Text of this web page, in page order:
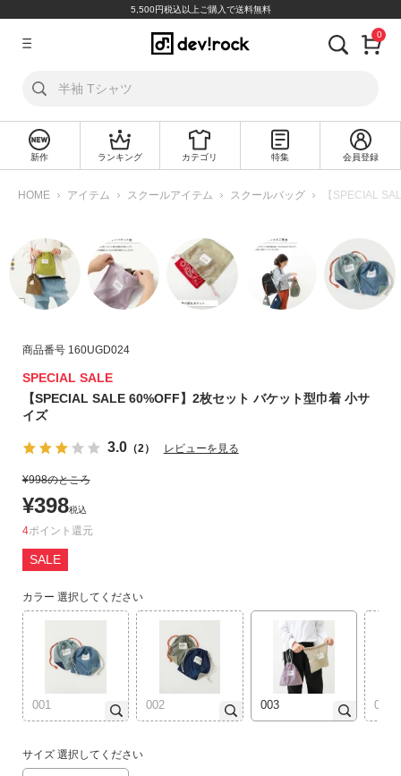
5,500円税込以上ご購入で送料無料
グ
規
録
探
カ
テ
ゴ
リ
ら
探
す
ン
ン
グ
か
ら
探
す
新
作
0
新作 ランキング カテゴリ 特集 会員登録
HOME アイテム スクールアイテム スクールバッグ 【SPECIAL
商品番号 160UGD024
SPECIAL SALE
【SPECIAL SALE 60%OFF】2枚セット バケット型巾着 小サ
イズ
3.0（2） レビューを見る
¥998のところ
¥398税込
4ポイント
SALE
カラー 選択してください
001 002 003 004
サイズ 選択してください